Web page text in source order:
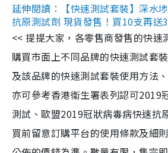
延伸閱讀：【快速測試套裝】深水
抗原測試劑 現貨發售！買10支再送
<< 提提大家，各零售商發售的快速
購買市面上不同品牌的快速測試套
及該品牌的快速測試套裝使用方法
亦可參考香港衞生署表列認可2019
測試、歐盟2019冠狀病毒病快速抗
買前留意訂購平台的使用條款及細